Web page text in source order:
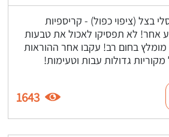
בצל (ציפוי כפול) - קריספיות
אחר! לא תפסיקו לאכול את טבעות
בחום רב! עקבו אחר ההוראות
גדולות עבות וטעימות!
1643